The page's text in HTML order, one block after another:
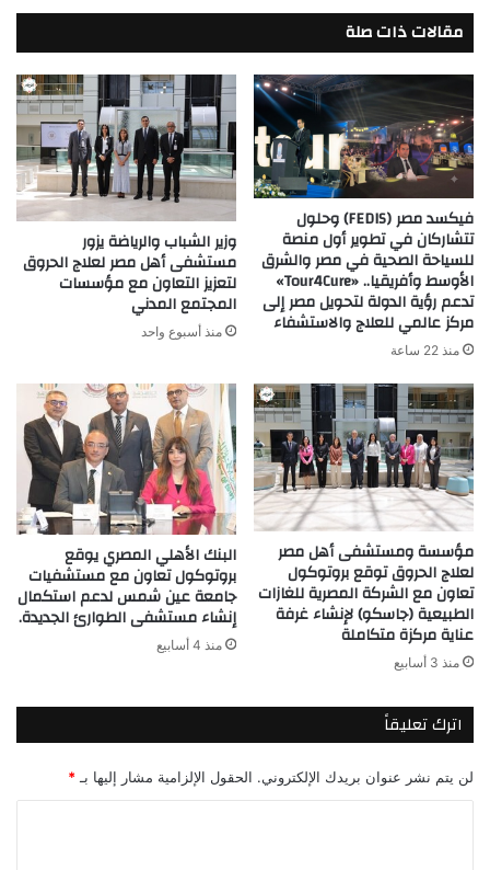
Risk
Tobacco
Product
مقالات ذات صلة
فيكسد مصر (FEDIS) وحلول
تتشاركان في تطوير أول منصة
للسياحة الصحية في مصر والشرق
الأوسط وأفريقيا.. «Tour4Cure»
تدعم رؤية الدولة لتحويل مصر إلى
مركز عالمي للعلاج والاستشفاء
منذ 22 ساعة
وزير الشباب والرياضة يزور
مستشفى أهل مصر لعلاج الحروق
لتعزيز التعاون مع مؤسسات
المجتمع المدني
منذ أسبوع واحد
مؤسسة ومستشفى أهل مصر
لعلاج الحروق توقع بروتوكول
تعاون مع الشركة المصرية للغازات
الطبيعية (جاسكو) لإنشاء غرفة
عناية مركزة متكاملة
منذ 3 أسابيع
البنك الأهلي المصري يوقع
بروتوكول تعاون مع مستشفيات
جامعة عين شمس لدعم استكمال
إنشاء مستشفى الطوارئ الجديدة.
منذ 4 أسابيع
اترك تعليقاً
لن يتم نشر عنوان بريدك الإلكتروني. الحقول الإلزامية مشار إليها بـ *